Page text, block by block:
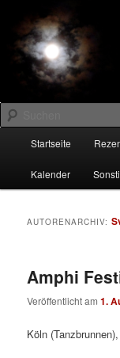
primären
Inhalt
springen
sekundären
Inhalt
springenDARK-
Suchen
Startseite
Kalender
AUTORENARCHIV:
Amphi
Veröffentlicht am1.
Köln